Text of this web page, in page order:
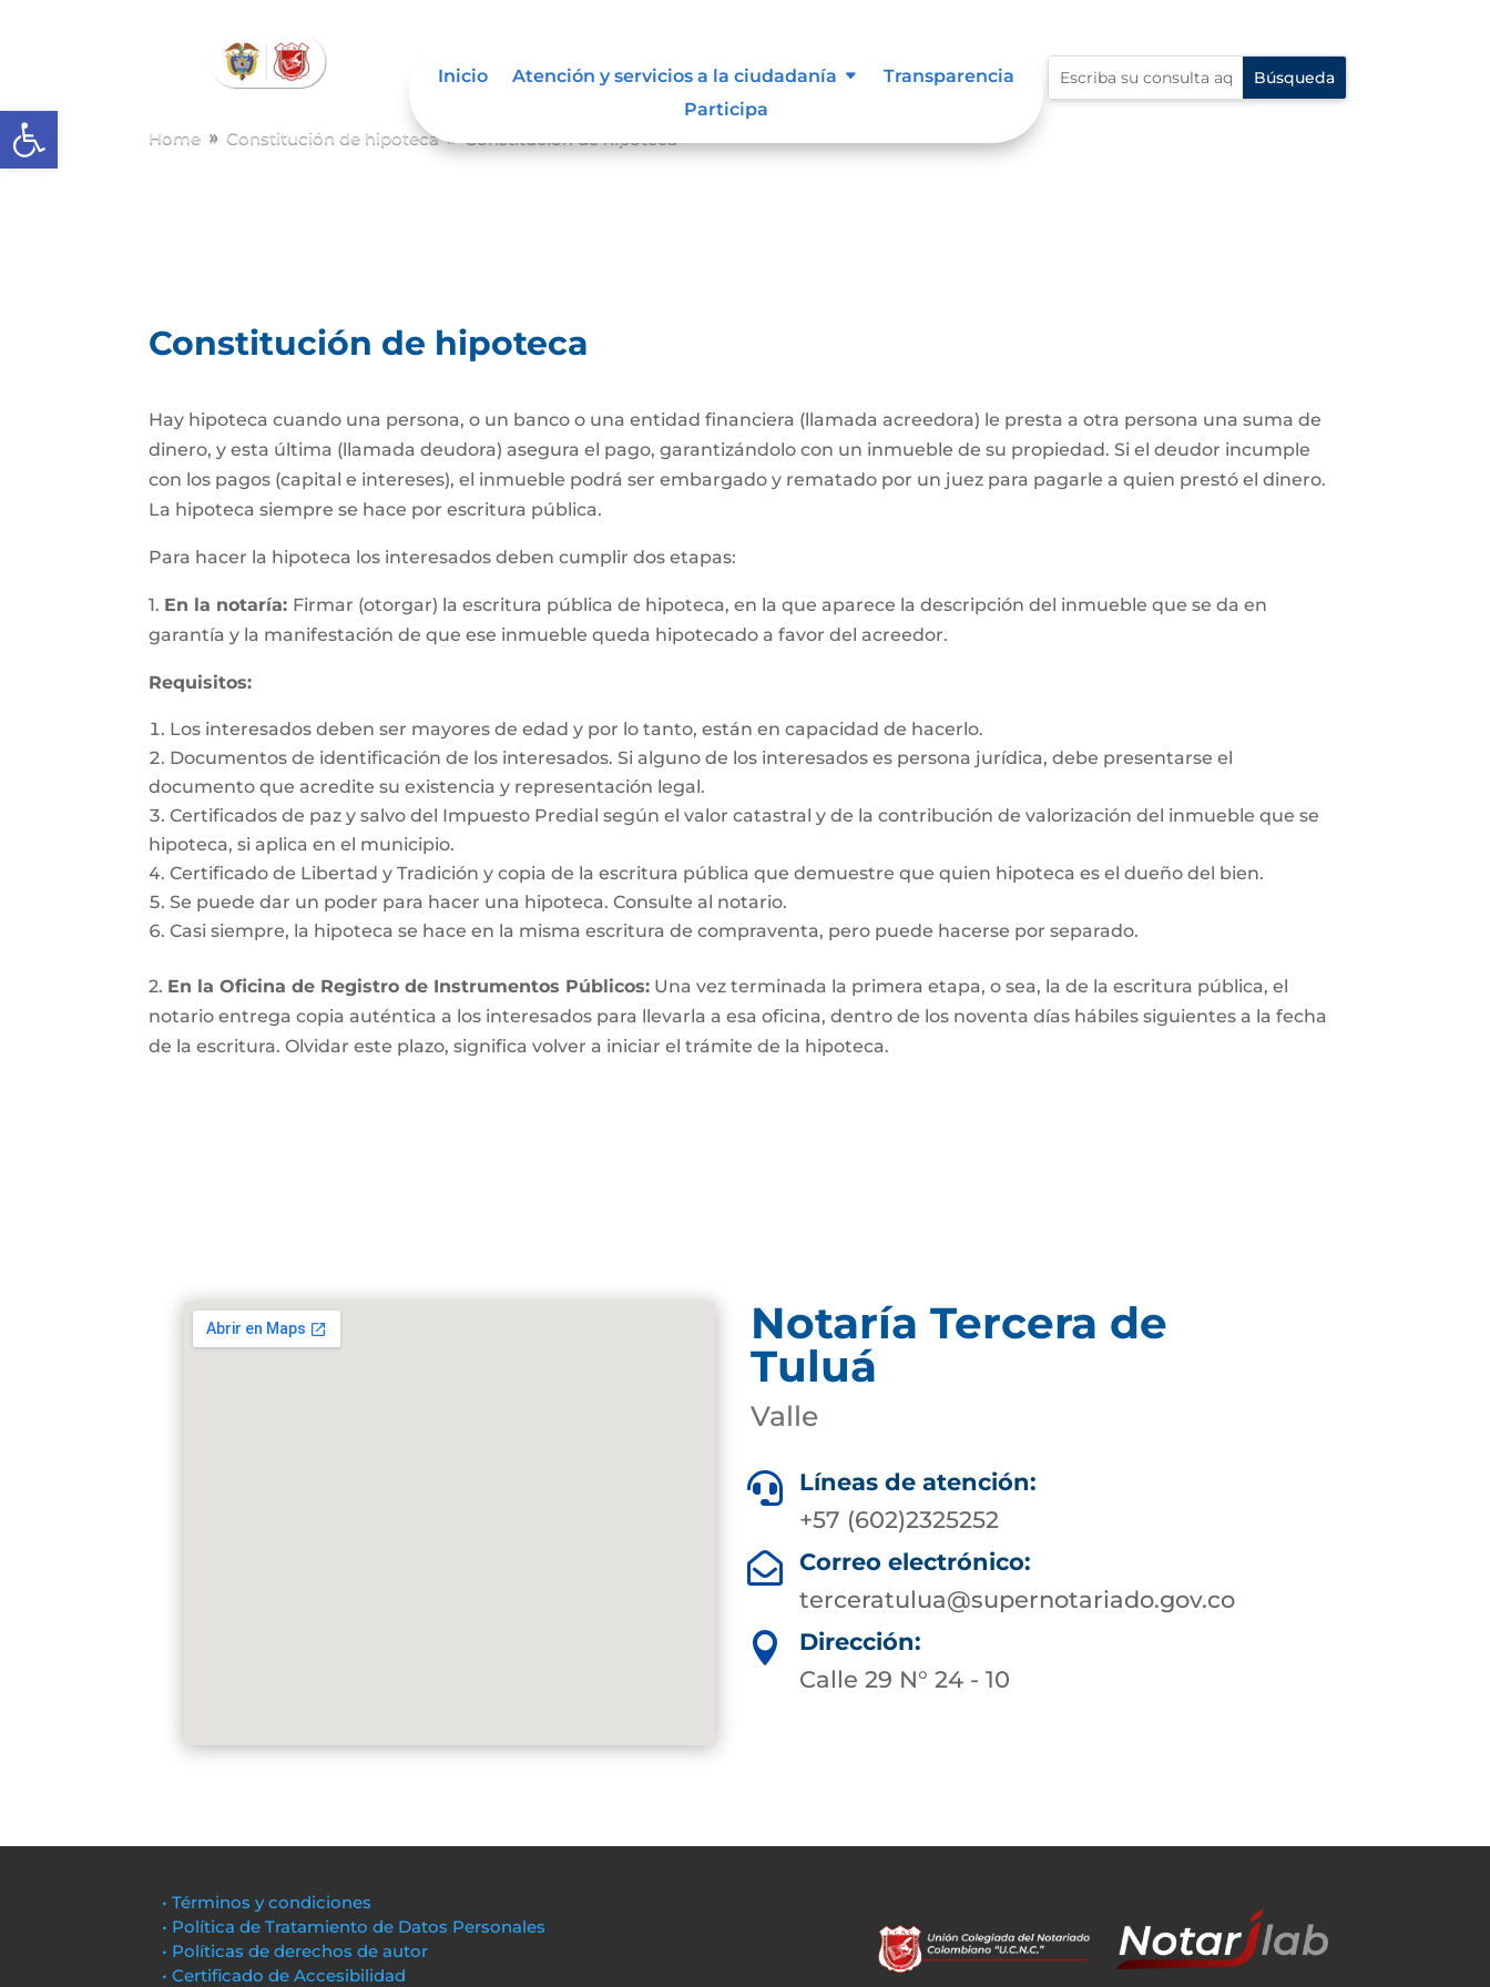
Abrir barra de herramientas
Inicio Atención y servicios a la ciudadanía
Transparencia
Participa
Home 9 Constitución de hipoteca 9
Constitución de hipoteca
Hay hipoteca cuando una persona, o un banco o una entidad financiera (llamada acreedora) le presta a otra persona una suma de
dinero, y esta última (llamada deudora) asegura el pago, garantizándolo con un inmueble de su propiedad. Si el deudor incumple
con los pagos (capital e intereses), el inmueble podrá ser embargado y rematado por un juez para pagarle a quien prestó el dinero.
La hipoteca siempre se hace por escritura pública.
Para hacer la hipoteca los interesados deben cumplir dos etapas:
1. En la notaría: Firmar (otorgar) la escritura pública de hipoteca, en la que aparece la descripción del inmueble que se da en
garantía y la manifestación de que ese inmueble queda hipotecado a favor del acreedor.
Requisitos:
Los interesados deben ser mayores de edad y por lo tanto, están en capacidad de hacerlo.
Documentos de identificación de los interesados. Si alguno de los interesados es persona jurídica, debe presentarse el
documento que acredite su existencia y representación legal.
Certificados de paz y salvo del Impuesto Predial según el valor catastral y de la contribución de valorización del inmueble que se
hipoteca, si aplica en el municipio.
Certificado de Libertad y Tradición y copia de la escritura pública que demuestre que quien hipoteca es el dueño del bien.
Se puede dar un poder para hacer una hipoteca. Consulte al notario.
Casi siempre, la hipoteca se hace en la misma escritura de compraventa, pero puede hacerse por separado.
2. En la Oficina de Registro de Instrumentos Públicos: Una vez terminada la primera etapa, o sea, la de la escritura pública, el
notario entrega copia auténtica a los interesados para llevarla a esa oficina, dentro de los noventa días hábiles siguientes a la fecha
de la escritura. Olvidar este plazo, significa volver a iniciar el trámite de la hipoteca.
Notaría Tercera de
Tuluá
Valle

Líneas de atención:
+57 (602)2325252

Correo electrónico:
terceratulua@supernotariado.gov.co

Dirección:
Calle 29 N° 24 - 10
• Términos y condiciones
• Política de Tratamiento de Datos Personales
• Políticas de derechos de autor
• Certificado de Accesibilidad